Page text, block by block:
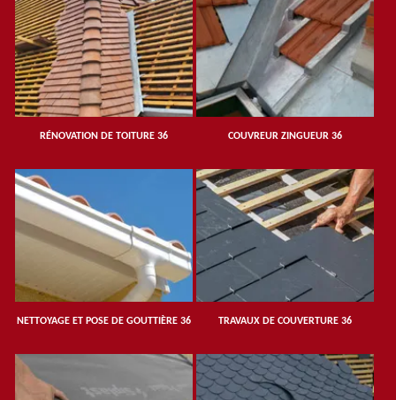
RÉNOVATION DE TOITURE 36 COUVREUR ZINGUEUR 36
NETTOYAGE ET POSE DE GOUTTIÈRE 36 TRAVAUX DE COUVERTURE 36